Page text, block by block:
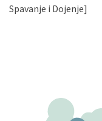
gore
Spavanje i Dojenje]